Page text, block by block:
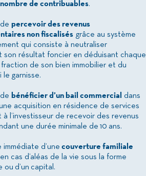
de contribuables.
percevoir des revenus
non fiscalisés grâce au système
qui consiste à neutraliser
son résultat foncier en déduisant chaque
de son bien immobilier et du
le garnisse.
bénéficier d’un bail commercial
dans
acquisition en résidence de services
à l’investisseur de recevoir des revenus
une durée minimale de 10 ans.
immédiate d’une couverture familiale
en cas d’aléas de la vie sous la forme
ou d’un capital.